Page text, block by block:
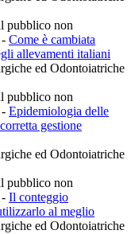
pubblico non
- Come è cambiata
allevamenti italiani
ed Odontoiatriche
pubblico non
- Epidemiologia delle
gestione
ed Odontoiatriche
pubblico non
- Il conteggio
al meglio
ed Odontoiatriche